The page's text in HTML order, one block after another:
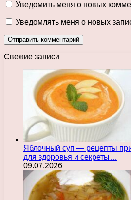
Уведомить меня о новых
Уведомлять меня о новых
Свежие записи
Яблочный суп — рецепты
для здоровья и секреты…
09.07.2026